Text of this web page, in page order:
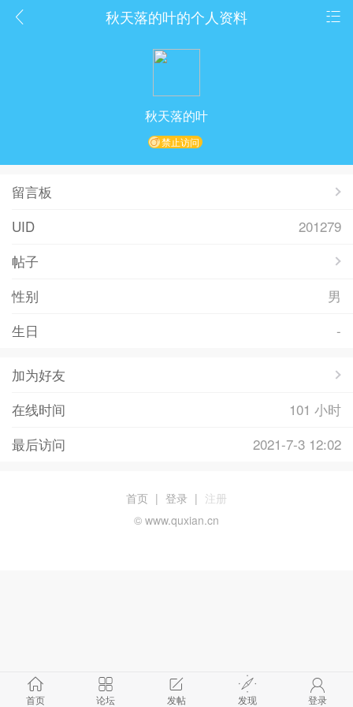
秋天落的叶的个人资料
秋天落的叶
禁止访问
留言板
UID
201279
帖子
性别
男
生日
-
加为好友
在线时间
101 小时
最后访问
2021-7-3 12:02
首页 论坛 发帖 发现 登录
首页 | 登录 | 注册
© www.quxian.cn